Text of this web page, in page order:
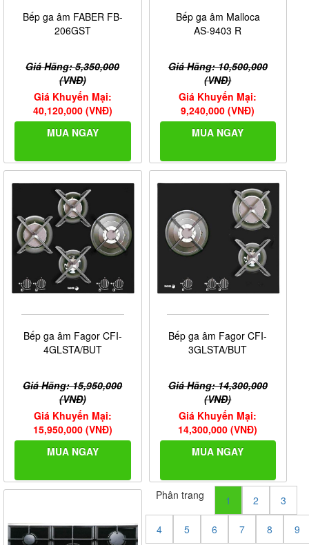
Bếp ga âm FABER FB-
206GST
Giá Hãng: 5,350,000
(VNĐ)
Giá Khuyến Mại:
40,120,000 (VNĐ)
MUA NGAY
Bếp ga âm Malloca
AS-9403 R
Giá Hãng: 10,500,000
(VNĐ)
Giá Khuyến Mại:
9,240,000 (VNĐ)
MUA NGAY
Bếp ga âm Fagor CFI-
4GLSTA/BUT
Giá Hãng: 15,950,000
(VNĐ)
Giá Khuyến Mại:
15,950,000 (VNĐ)
MUA NGAY
Bếp ga âm Fagor CFI-
3GLSTA/BUT
Giá Hãng: 14,300,000
(VNĐ)
Giá Khuyến Mại:
14,300,000 (VNĐ)
MUA NGAY
Phân trang 1 2 3
4 5 6 7 8 9